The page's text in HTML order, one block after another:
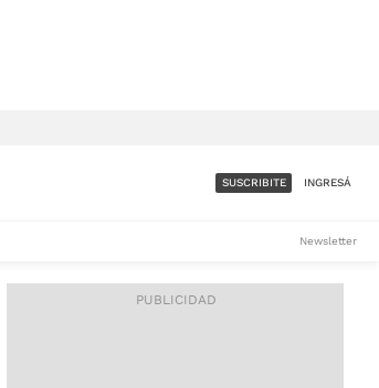
ACCESO FULL - $1.800/MES
SUSCRIBITE INGRESÁ
Newsletter